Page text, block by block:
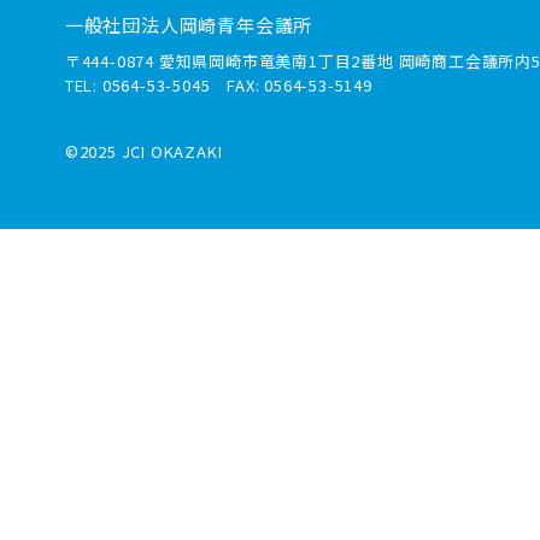
一般社団法人岡崎青年会議所
〒444-0874 愛知県岡崎市竜美南1丁目2番地 岡崎商工会議所内
TEL: 0564-53-5045 FAX: 0564-53-5149
©2025 JCI OKAZAKI